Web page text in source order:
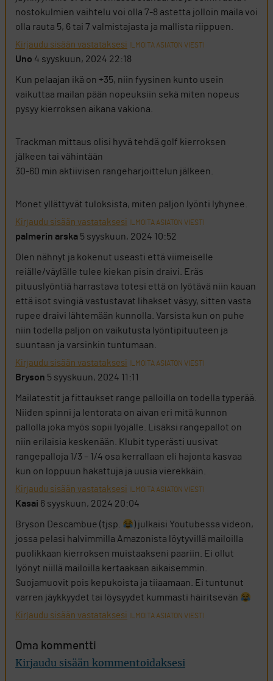
nostokulmien vaihtelu voi olla 7-8 astetta jolloin maila voi
olla rauta 5, 6 tai 7 valmistajasta ja mallista riippuen.
Kirjaudu sisään vastataksesi ILMOITA ASIATON VIESTI
Uno 4 syyskuun, 2024 22:18
Kun pelaajan ikä on +35, niin fyysinen kunto usein
vaikuttaa mailan pään nopeuksiin sekä miten nopeus
pysyy kierroksen aikana vakiona.
Trackman mittaus olisi hyvä tehdä golf kierroksen
jälkeen tai vähintään
30-60 min aktiivisen rangeharjoittelun jälkeen.
Monet yllättyvät tuloksista, miten paljon lyönti lyhynee.
Kirjaudu sisään vastataksesi ILMOITA ASIATON VIESTI
palmerin arska 5 syyskuun, 2024 10:52
Olen nähnyt ja kokenut useasti että viimeiselle
reiälle/väylälle tulee kiekan pisin draivi. Eräs
pituuslyöntiä harrastava totesi että on lyötävä niin kauan
että isot svingiä vastustavat lihakset väsyy, sitten vasta
rupee draivi lähtemään kunnolla. Varsista kun on puhe
niin todella paljon on vaikutusta lyöntipituuteen ja
suuntaan ja varsinkin tuntumaan.
Kirjaudu sisään vastataksesi ILMOITA ASIATON VIESTI
Bryson 5 syyskuun, 2024 11:11
Mailatestit ja fittaukset range palloilla on todella typerää.
Niiden spinni ja lentorata on aivan eri mitä kunnon
pallolla joka myös sopii lyöjälle. Lisäksi rangepallot on
niin erilaisia keskenään. Klubit typerästi uusivat
rangepalloja 1/3 – 1/4 osa kerrallaan eli hajonta kasvaa
kun on loppuun hakattuja ja uusia vierekkäin.
Kirjaudu sisään vastataksesi ILMOITA ASIATON VIESTI
Kasai 6 syyskuun, 2024 20:04
Bryson Descambue (tjsp.
) julkaisi Youtubessa videon,
jossa pelasi halvimmilla Amazonista löytyvillä mailoilla
puolikkaan kierroksen muistaakseni paariin. Ei ollut
lyönyt niillä mailoilla kertaakaan aikaisemmin.
Suojamuovit pois kepukoista ja tiiaamaan. Ei tuntunut
varren jäykkyydet tai löysyydet kummasti häiritsevän
Kirjaudu sisään vastataksesi ILMOITA ASIATON VIESTI
Oma kommentti
Kirjaudu sisään kommentoidaksesi